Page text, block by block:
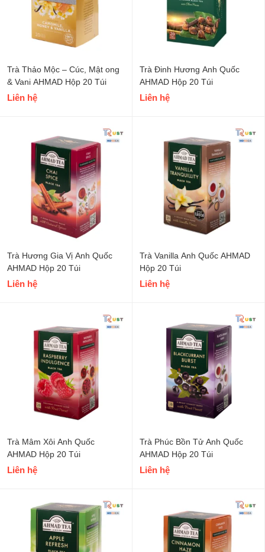
Trà Thảo Mộc – Cúc, Mật ong
& Vani AHMAD Hộp 20 Túi
Liên hệ
Trà Đinh Hương Anh Quốc
AHMAD Hộp 20 Túi
Liên hệ
Trà Hương Gia Vị Anh Quốc
AHMAD Hộp 20 Túi
Liên hệ
Trà Vanilla Anh Quốc AHMAD
Hộp 20 Túi
Liên hệ
Trà Mâm Xôi Anh Quốc
AHMAD Hộp 20 Túi
Liên hệ
Trà Phúc Bồn Tử Anh Quốc
AHMAD Hộp 20 Túi
Liên hệ